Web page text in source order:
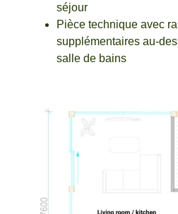
séjour
Pièce technique avec
supplémentaires au-
salle de bains